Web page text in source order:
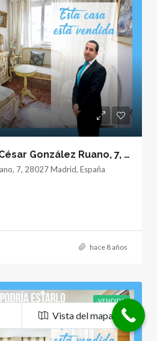
Piso en venta en César González Ruano, 7, Madrid
7, 28027 Madrid, España
hace 8 años
¡VENDIDA!
Vista del mapa